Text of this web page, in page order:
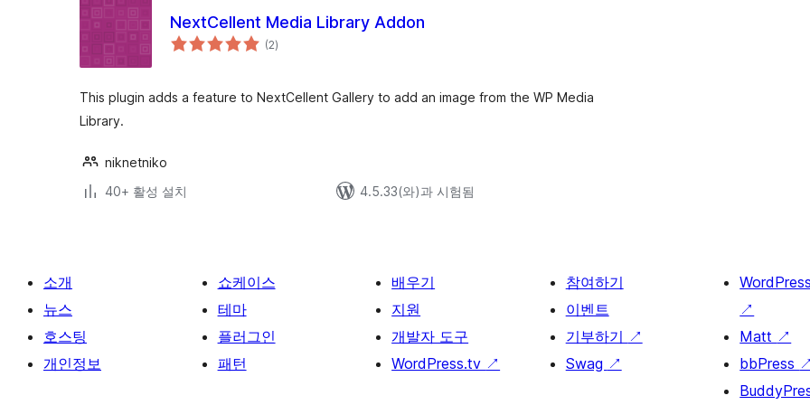
NextCellent Media Library Addon
(2전
체)
This plugin adds a feature to NextCellent Gallery to add an image from the WP Media
Library.
niknetniko
40+ 활성 설치
4.5.33(와)과 시험됨
소개
뉴스
호스팅
개인정보
쇼케이스
테마
플러그인
패턴
배우기
지원
개발자 도구
WordPress.tv ↗
참여하기
이벤트
기부하기 ↗
Swag ↗
↗
Matt ↗
bbPress ↗